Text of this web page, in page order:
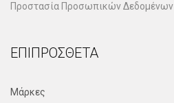
Προστασία Προσωπικών Δεδομένων
ΕΠΙΠΡΌΣΘΕΤΑ
Μάρκες